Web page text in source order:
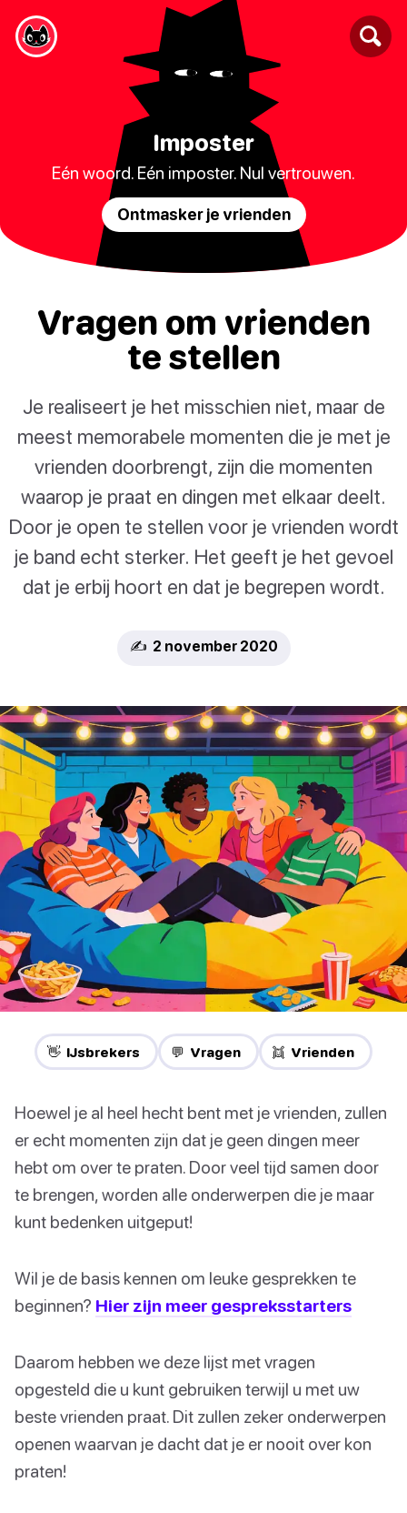
Imposter
Eén woord. Eén imposter. Nul vertrouwen.
Ontmasker je vrienden
Vragen om vrienden
te stellen
Je realiseert je het misschien niet, maar de
meest memorabele momenten die je met je
vrienden doorbrengt, zijn die momenten
waarop je praat en dingen met elkaar deelt.
Door je open te stellen voor je vrienden wordt
je band echt sterker. Het geeft je het gevoel
dat je erbij hoort en dat je begrepen wordt.
✍️ 2 november 2020
👋 IJsbrekers 💬 Vragen 👯 Vrienden
Hoewel je al heel hecht bent met je vrienden, zullen
er echt momenten zijn dat je geen dingen meer
hebt om over te praten. Door veel tijd samen door
te brengen, worden alle onderwerpen die je maar
kunt bedenken uitgeput!
Wil je de basis kennen om leuke gesprekken te
beginnen? Hier zijn meer gespreksstarters
Daarom hebben we deze lijst met vragen
opgesteld die u kunt gebruiken terwijl u met uw
beste vrienden praat. Dit zullen zeker onderwerpen
openen waarvan je dacht dat je er nooit over kon
praten!